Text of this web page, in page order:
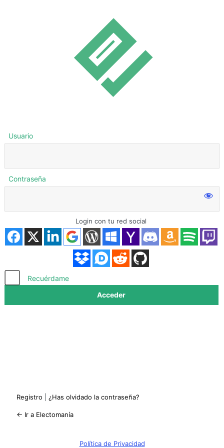
Acceder
Usuario
Contraseña
Login con tu red social
Recuérdame
Registro ¿Has olvidado la contraseña?
← Ir a Electomanía
Política de Privacidad